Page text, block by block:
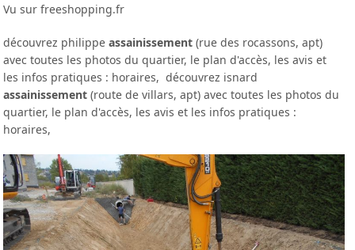
Vu sur freeshopping.fr
découvrez philippeassainissement (rue des rocassons, apt)
avec toutes les photos du quartier, le plan d'accès, les avis et
les infos pratiques : horaires, découvrez isnard
assainissement (route de villars, apt) avec toutes les photos du
quartier, le plan d'accès, les avis et les infos pratiques :
horaires,